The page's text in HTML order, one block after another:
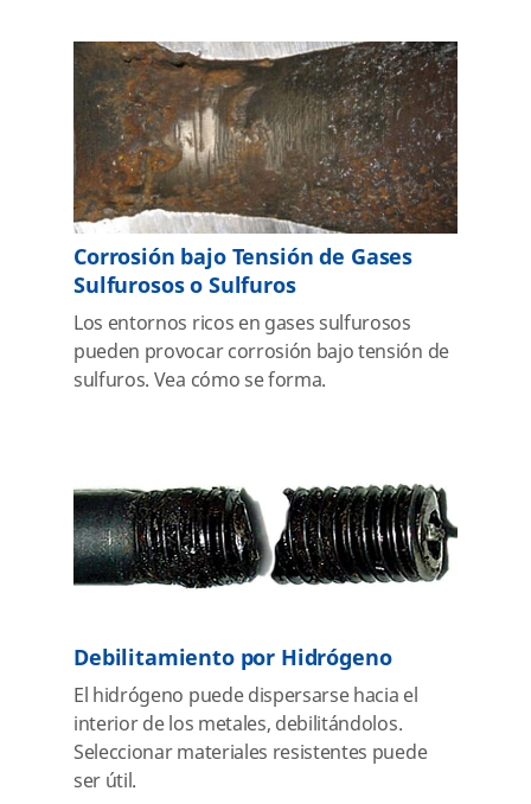
Corrosión bajo Tensión de Gases
Sulfurosos o Sulfuros
Los entornos ricos en gases sulfurosos
pueden provocar corrosión bajo tensión de
sulfuros. Vea cómo se forma.
Debilitamiento por Hidrógeno
El hidrógeno puede dispersarse hacia el
interior de los metales, debilitándolos.
Seleccionar materiales resistentes puede
ser útil.